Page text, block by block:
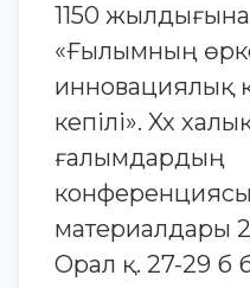
1150
«Ғылымның
инновациялық
кепілі». Xx
ғалымдардың
материалдары
Орал қ. 27-29 б